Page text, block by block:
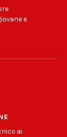
e
ai